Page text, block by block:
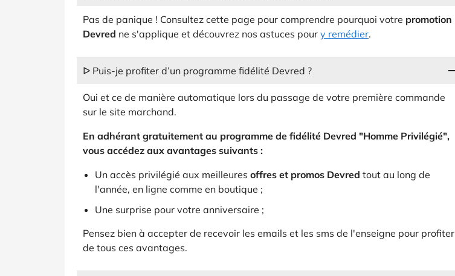
Pas de panique ! Consultez cette page pour comprendre pourquoi votre promotion
Devred ne s'applique et découvrez nos astuces pour y remédier.
ᐅ Puis-je profiter d’un programme fidélité Devred ?
Oui et ce de manière automatique lors du passage de votre première commande
sur le site marchand.
En adhérant gratuitement au programme de fidélité Devred "Homme Privilégié",
vous accédez aux avantages suivants :
Un accès privilégié aux meilleures offres et promos Devred tout au long de
l'année, en ligne comme en boutique ;
Une surprise pour votre anniversaire ;
Pensez bien à accepter de recevoir les emails et les sms de l'enseigne pour profiter
de tous ces avantages.